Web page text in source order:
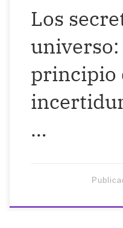
Los
principio
…